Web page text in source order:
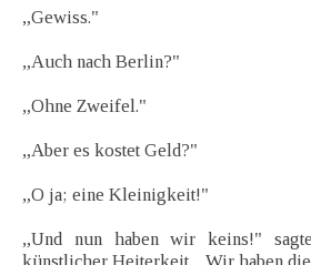
„Gewiss."
„Auch nach Berlin?"
„Ohne Zweifel."
„Aber es kostet Geld?"
„O ja; eine Kleinigkeit!"
„Und nun haben wir keins!"